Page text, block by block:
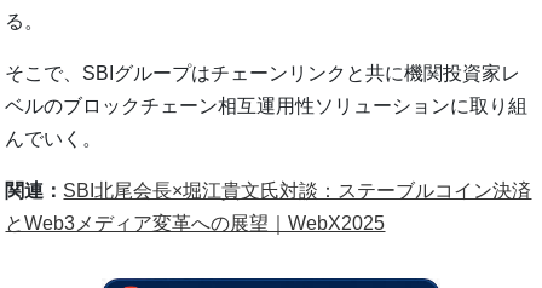
る。
そこで、SBIグループはチェーンリンクと共に機関投資家レ
ベルのブロックチェーン相互運用性ソリューションに取り組
んでいく。
関連： SBI北尾会長×堀江貴文氏対談：ステーブルコイン決済
とWeb3メディア変革への展望｜WebX2025